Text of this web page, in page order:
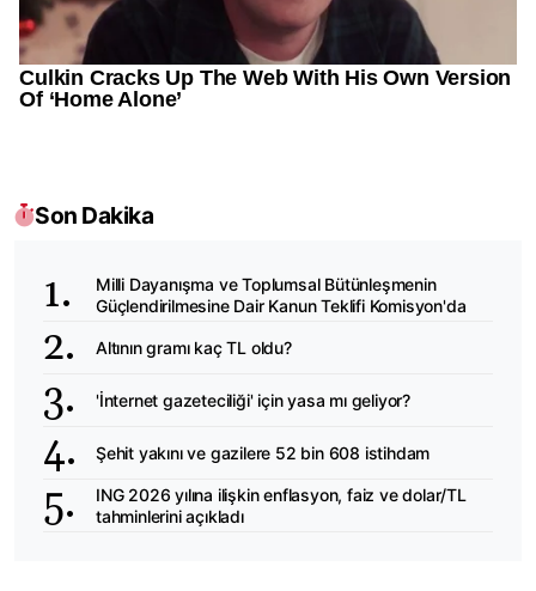
Son Dakika
Milli Dayanışma ve Toplumsal Bütünleşmenin
Güçlendirilmesine Dair Kanun Teklifi Komisyon'da
Altının gramı kaç TL oldu?
'İnternet gazeteciliği' için yasa mı geliyor?
Şehit yakını ve gazilere 52 bin 608 istihdam
ING 2026 yılına ilişkin enflasyon, faiz ve dolar/TL
tahminlerini açıkladı